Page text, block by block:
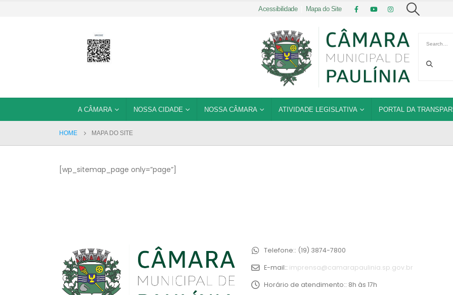
Acessibilidade| Mapa do Site
A CÂMARA NOSSA CIDADE NOSSA CÂMARA ATIVIDADE LEGISLATIVA PORTAL DA
HOME MAPA DO SITE
[wp_sitemap_page only=”page”]
Telefone:: (19) 3874-7800
E-mail:: imprensa@camarapaulinia.sp.gov.br
Horário de atendimento:: 8h às 17h